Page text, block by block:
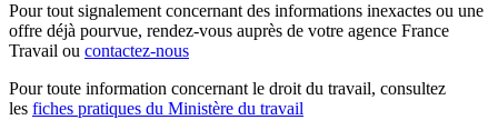
Pour tout signalement concernant des informations inexactes ou une
offre déjà pourvue, rendez-vous auprès de votre agence France
Travail ou contactez-nous
Pour toute information concernant le droit du travail, consultez
les fiches pratiques du Ministère du travail